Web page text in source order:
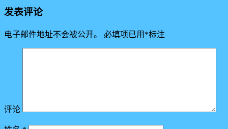
发表评论
电子邮件地址不会被公开。 必填项已用 *标注
评论